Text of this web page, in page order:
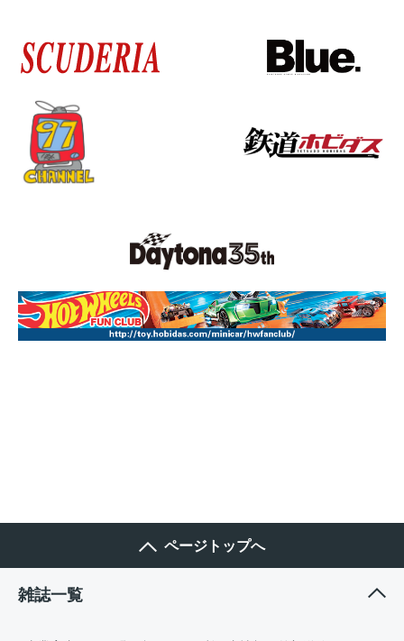
ページトップへ
雑誌一覧